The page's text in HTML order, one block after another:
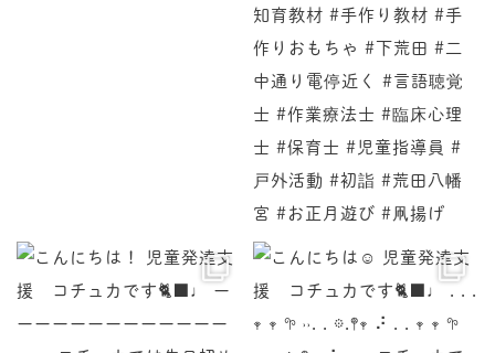
♩ ーーーーーーーーーーーーーー コチュカでは先 ♩ . . . 𖥧 𖥧 𖧧 ˒˒. . 𖡼.𖤣𖥧